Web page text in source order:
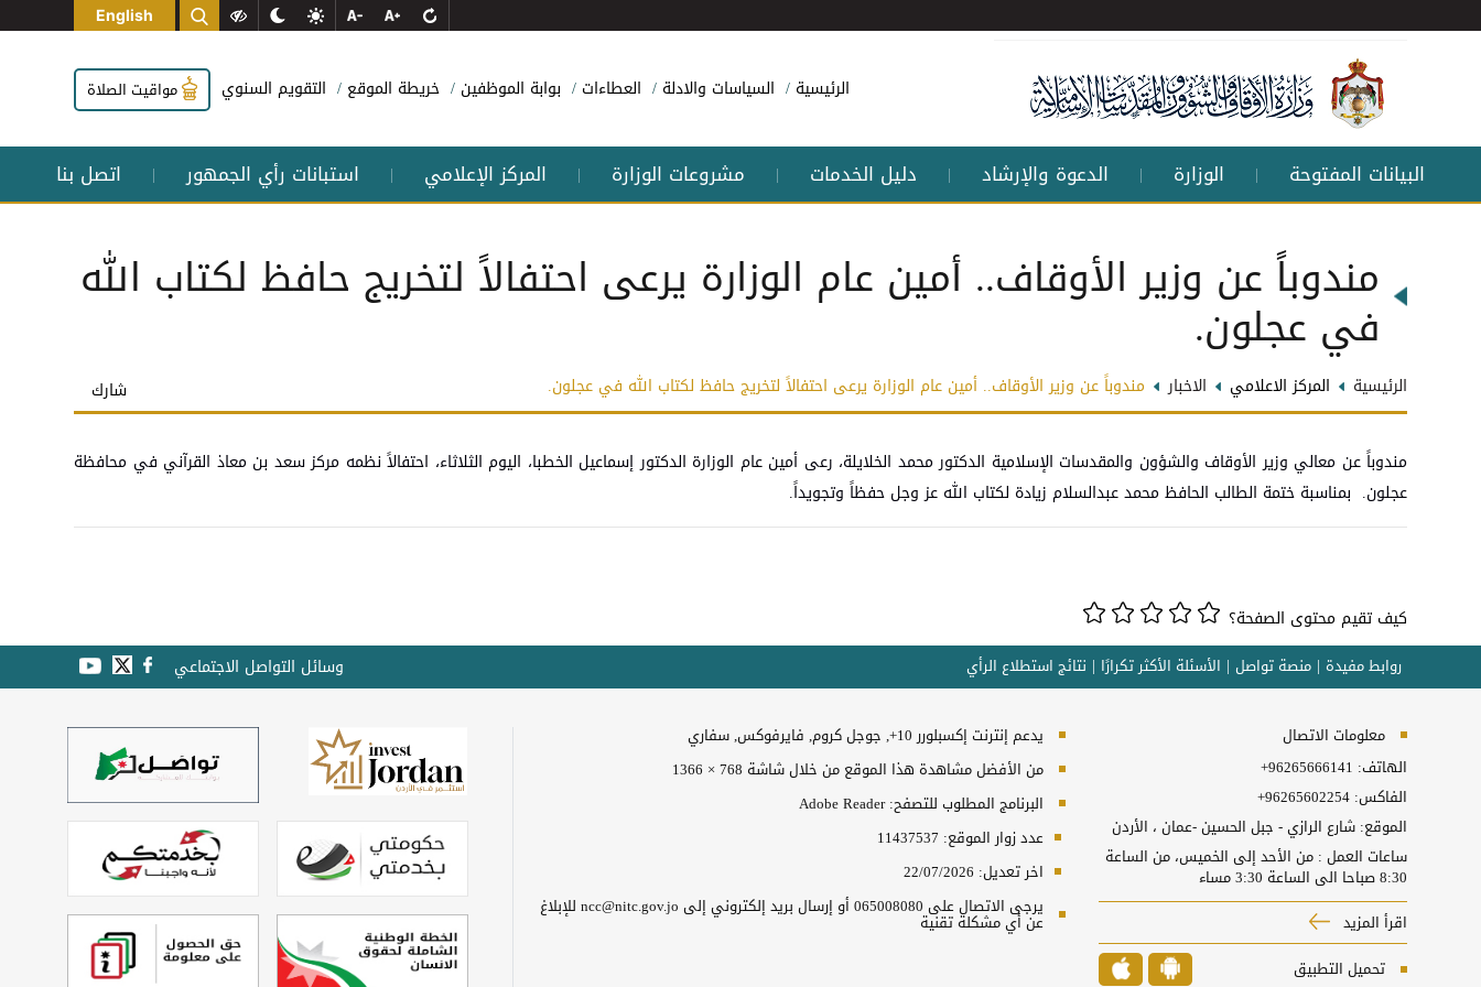
English
الرئيسية السياسات والادلة العطاءات بوابة الموظفين خريطة الموقع التقويم السنوي مواقيت الصلاة
البيانات المفتوحة | الوزارة | الدعوة والإرشاد | دليل الخدمات | مشروعات الوزارة | المركز الإعلامي | استبانات رأي الجمهور | اتصل بنا
مندوباً عن وزير الأوقاف.. أمين عام الوزارة يرعى احتفالاً لتخريج حافظ لكتاب الله
في عجلون.
الرئيسية المركز الاعلامي الاخبار مندوباً عن وزير الأوقاف.. أمين عام الوزارة يرعى احتفالاً لتخريج حافظ لكتاب الله في عجلون. شارك
مندوباً عن معالي وزير الأوقاف والشؤون والمقدسات الإسلامية الدكتور محمد الخلايلة، رعى أمين عام الوزارة الدكتور إسماعيل الخطبا، اليوم الثلاثاء، احتفالاً نظمه مركز سعد بن معاذ القرآني في محافظة
عجلون. بمناسبة ختمة الطالب الحافظ محمد عبدالسلام زيادة لكتاب الله عز وجل حفظاً وتجويداً.
كيف تقيم محتوى الصفحة؟
روابط مفيدة منصة تواصل الأسئلة الأكثر تكرارًا نتائج استطلاع الرأي وسائل التواصل الاجتماعي
معلومات الاتصال
الهاتف: +96265666141
الفاكس: +96265602254
الموقع: شارع الرازي - جبل الحسين -عمان ، الأردن
ساعات العمل : من الأحد إلى الخميس، من الساعة
8:30 صباحا الى الساعة 3:30 مساء
اقرأ المزيد
تحميل التطبيق
يدعم إنترنت إكسبلورر 10+, جوجل كروم, فايرفوكس, سفاري
من الأفضل مشاهدة هذا الموقع من خلال شاشة 768 × 1366
البرنامج المطلوب للتصفح: Adobe Reader
عدد زوار الموقع: 11437537
اخر تعديل: 22/07/2026
يرجى الاتصال على 065008080 أو إرسال بريد إلكتروني إلى ncc@nitc.gov.jo للإبلاغ
عن أي مشكلة تقنية